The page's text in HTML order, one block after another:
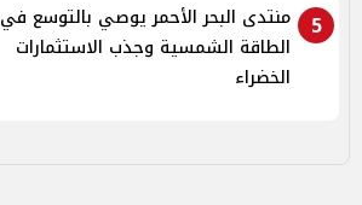
5
منتدى البحر الأحمر يوصي بالتوسع في
الطاقة الشمسية وجذب الاستثمارات
الخضراء